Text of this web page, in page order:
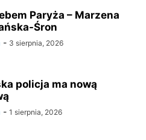
Paryża – Marzena
Śron
- 3 sierpnia, 2026
policja ma nową
- 1 sierpnia, 2026